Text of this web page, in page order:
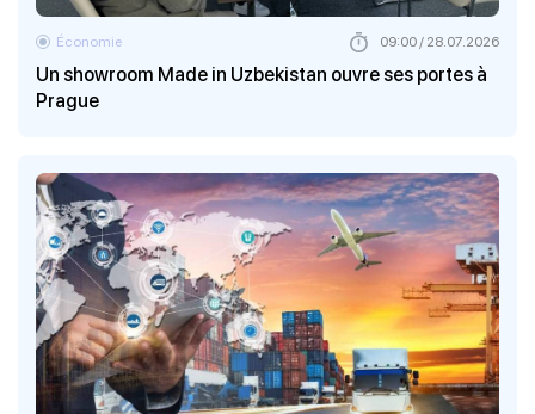
Un showroom Made in Uzbekistan ouvre ses portes à
Prague
Économie 09:00 / 28.07.2026